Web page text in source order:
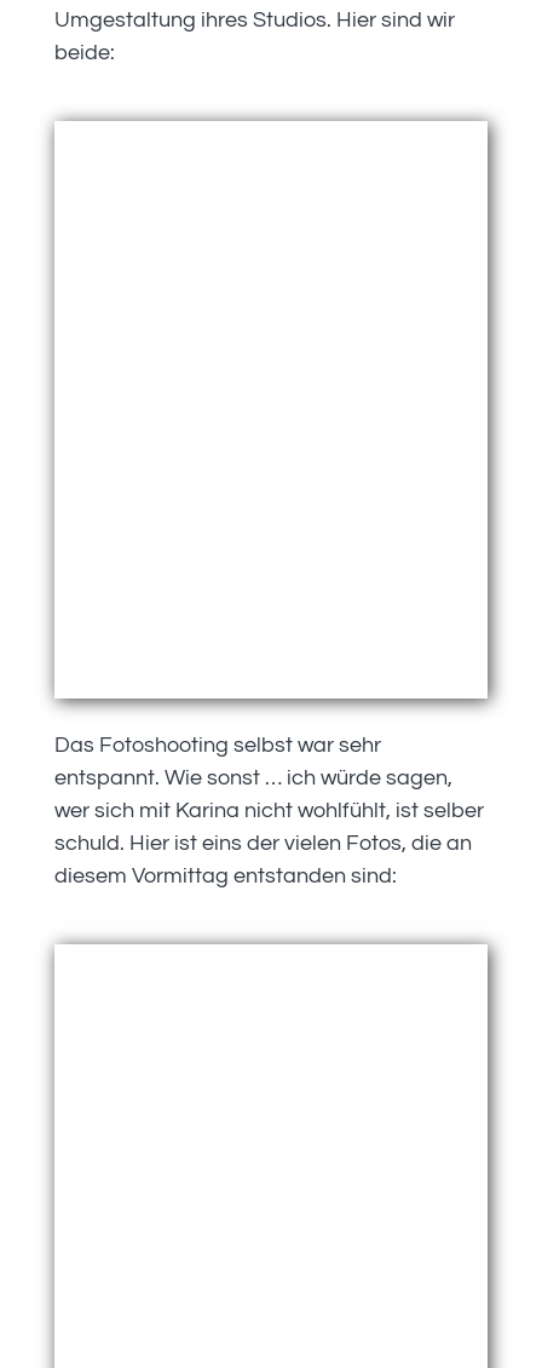
Umgestaltung ihres Studios. Hier sind wir
beide:
Das Fotoshooting selbst war sehr
entspannt. Wie sonst … ich würde sagen,
wer sich mit Karina nicht wohlfühlt, ist selber
schuld. Hier ist eins der vielen Fotos, die an
diesem Vormittag entstanden sind: